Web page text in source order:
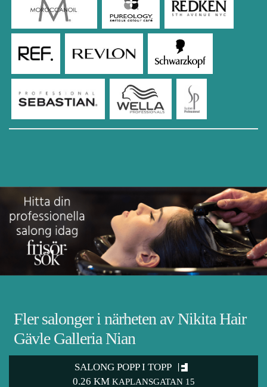
Fler salonger i närheten av Nikita Hair
Gävle Galleria Nian
SALONG POPP I TOPP
0.26 KM KAPLANSGATAN 15